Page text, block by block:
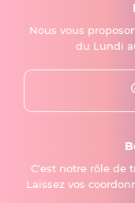
Nous vous
du Lundi
C'est notre rôle de
Laissez vos